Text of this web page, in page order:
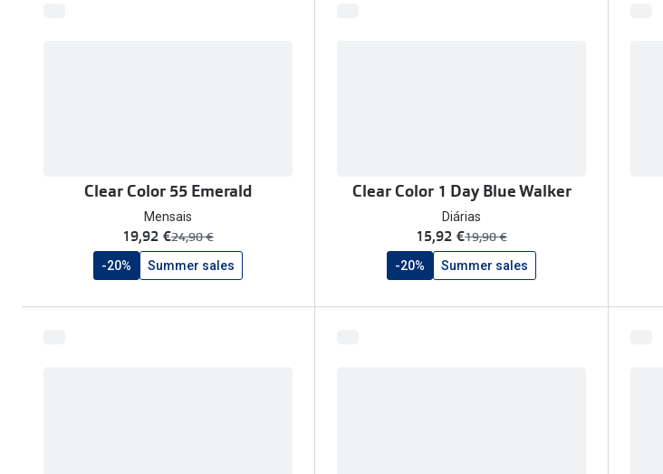
Clear Color 55 Emerald
Mensais
agora:
19,92 €era:
24,90 €
-20% Summer sales
Clear Color 1 Day Blue Walker
Diárias
agora:
15,92 €era:
19,90 €
-20% Summer sales